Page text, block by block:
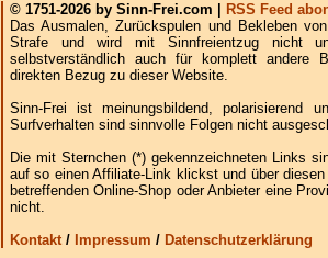
© 1751-2026 by Sinn-Frei.com |
RSS Feed
Das Ausmalen, Zurückspulen und Bekleben
Strafe und wird mit Sinnfreientzug nicht
selbstverständlich auch für komplett andere
direkten Bezug zu dieser Website.
Sinn-Frei ist meinungsbildend, polarisierend
Surfverhalten sind sinnvolle Folgen nicht
Die mit Sternchen (*) gekennzeichneten Links
auf so einen Affiliate-Link klickst und über
betreffenden Online-Shop oder Anbieter eine
nicht.
Kontakt/ Impressum / Datenschutzerklärung